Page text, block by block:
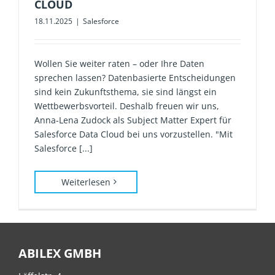
CLOUD
18.11.2025 | Salesforce
Wollen Sie weiter raten – oder Ihre Daten
sprechen lassen? Datenbasierte Entscheidungen
sind kein Zukunftsthema, sie sind längst ein
Wettbewerbsvorteil. Deshalb freuen wir uns,
Anna-Lena Zudock als Subject Matter Expert für
Salesforce Data Cloud bei uns vorzustellen. "Mit
Salesforce [...]
Weiterlesen
ABILEX GMBH